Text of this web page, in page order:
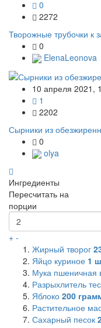
0
2272
Творожные трубочки к
0
ElenaLeonova
10 апреля 2021,
1
2202
Сырники из
0
olya
Ингредиенты
Пересчитать на
порции
+ -
Жирный творог
Яйцо куриное 1
Мука пшеничная
Разрыхлитель
Яблоко 200
Растительное
Сахарный песок